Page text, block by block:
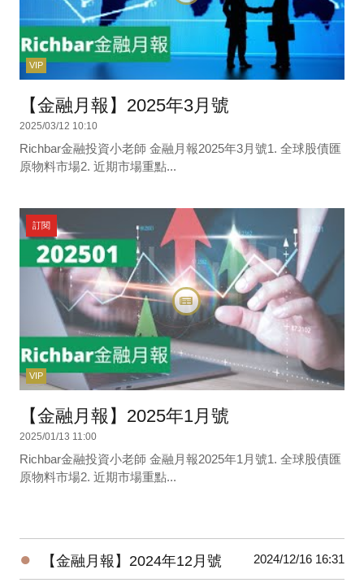
VIP
【金融月報】2025年3月號
2025/03/12 10:10
Richbar金融投資小老師 金融月報2025年3月號1. 全球股債匯
原物料市場2. 近期市場重點...
VIP
訂閱
【金融月報】2025年1月號
2025/01/13 11:00
Richbar金融投資小老師 金融月報2025年1月號1. 全球股債匯
原物料市場2. 近期市場重點...
● 【金融月報】2024年12月號 2024/12/16 16:31